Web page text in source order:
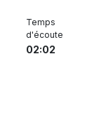
Temps
d'écoute
02:02